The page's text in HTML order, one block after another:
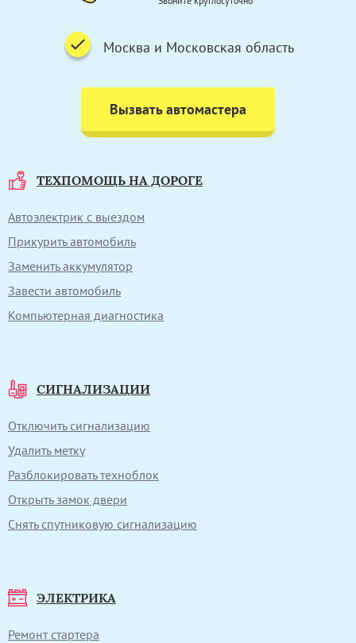
ТЕХПОМОЩЬ НА ДОРОГЕ
Автоэлектрик с выездом
Прикурить автомобиль
Заменить аккумулятор
Завести автомобиль
Компьютерная диагностика
СИГНАЛИЗАЦИИ
Отключить сигнализацию
Удалить метку
Разблокировать техноблок
Открыть замок двери
Снять спутниковую сигнализацию
ЭЛЕКТРИКА
Ремонт стартера
Москва и Московская область
Вызвать автомастера